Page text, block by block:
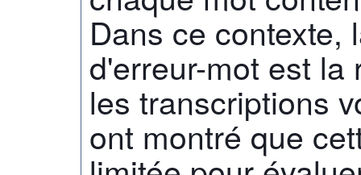
Dans ce contexte,
d'erreur-mot est la
les transcriptions
ont montré que